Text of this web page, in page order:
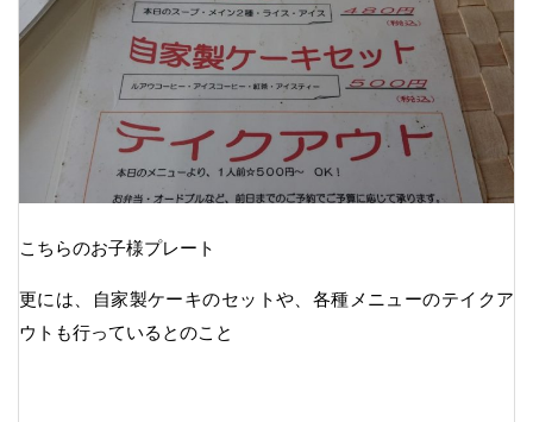
こちらのお子様プレート
更には、自家製ケーキのセットや、各種メニューのテイクア
ウトも行っているとのこと